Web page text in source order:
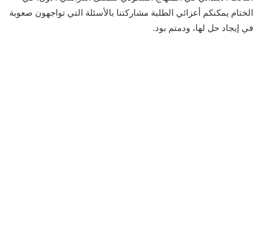
الختام يمكنكم أعزائي الطلبة مشاركتنا بالأسئلة التي تواجهون صعوبة
في إيجاد حل لها، ودمتم بود.